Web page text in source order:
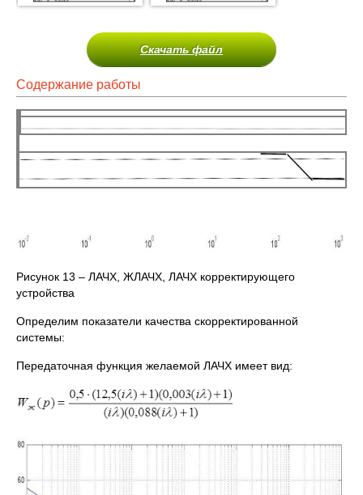
Скачать файл
Содержание работы
Рисунок 13 – ЛАЧХ, ЖЛАЧХ, ЛАЧХ корректирующего
устройства
Определим показатели качества скорректированной
системы:
Передаточная функция желаемой ЛАЧХ имеет вид: